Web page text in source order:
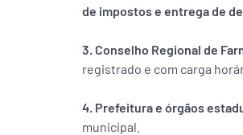
de impostos e entrega de
3. Conselho Regional de
registrado e com carga
4. Prefeitura e órgãos
municipal.